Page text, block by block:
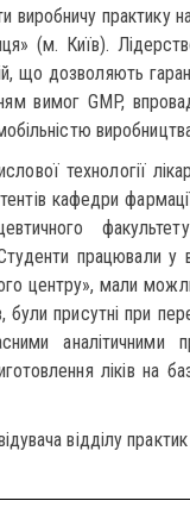
практику
(м. Київ).
що дозволяють
вимог GMP,
технології
кафедри
факультету
Студенти працювали у
центру», мали
присутні при
аналітичними
ліків на
відділу